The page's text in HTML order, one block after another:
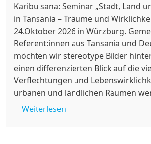
Karibu sana: Seminar „Stadt, Land
in Tansania – Träume und
24.Oktober 2026 in Würzburg.
Referent:innen aus Tansania und
möchten wir stereotype Bilder
einen differenzierten Blick auf die
Verflechtungen und
urbanen und ländlichen Räumen
Weiterlesen